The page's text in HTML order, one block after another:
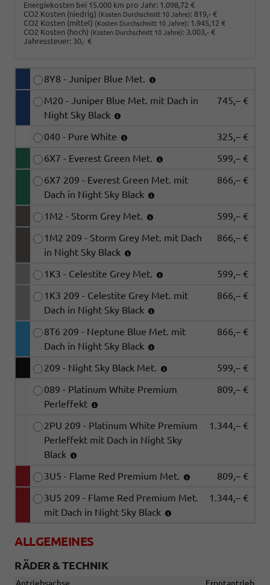
Energiekosten bei 15.000 km pro Jahr: 1.098,72 €
CO2 Kosten (niedrig) (Kosten Durchschnitt 10 Jahre): 819,- €
CO2 Kosten (mittel) (Kosten Durchschnitt 10 Jahre): 1.945,12 €
CO2 Kosten (hoch) (Kosten Durchschnitt 10 Jahre): 3.003,- €
Jahressteuer: 30,- €
8Y8 - Juniper Blue Met.
M20 - Juniper Blue Met. mit Dach in
Night Sky Black
745,– €
040 - Pure White
325,– €
6X7 - Everest Green Met.
599,– €
6X7 209 - Everest Green Met. mit
Dach in Night Sky Black
866,– €
1M2 - Storm Grey Met.
599,– €
1M2 209 - Storm Grey Met. mit Dach
in Night Sky Black
866,– €
1K3 - Celestite Grey Met.
599,– €
1K3 209 - Celestite Grey Met. mit
Dach in Night Sky Black
866,– €
8T6 209 - Neptune Blue Met. mit
Dach in Night Sky Black
866,– €
209 - Night Sky Black Met.
599,– €
089 - Platinum White Premium
Perleffekt
809,– €
2PU 209 - Platinum White Premium
Perleffekt mit Dach in Night Sky
Black
1.344,– €
3U5 - Flame Red Premium Met.
809,– €
3U5 209 - Flame Red Premium Met.
mit Dach in Night Sky Black
1.344,– €
ALLGEMEINES
RÄDER & TECHNIK